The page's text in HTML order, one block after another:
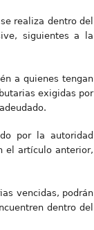
realiza dentro del
siguientes a la
a quienes tengan
exigidas por
por la autoridad
el artículo anterior,
vencidas, podrán
dentro del